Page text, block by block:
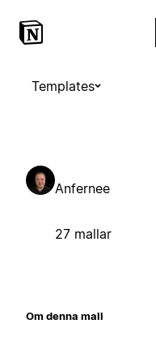
Templates
Anfernee
27 mallar
Om denna mall